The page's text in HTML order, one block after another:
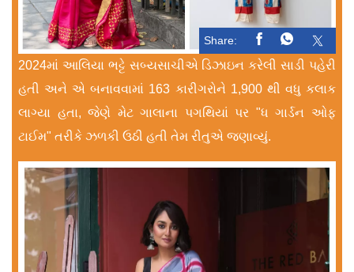
Share:
2024માં આલિયા ભટ્ટે સબ્યસાચીએ ડિઝાઇન કરેલી સાડી પહેરી
હતી અને એ બનાવવામાં 163 કારીગરોને 1,900 થી વધુ કલાક
લાગ્યા હતા, જેણે મેટ ગાલાના પગથિયાં પર "ધ ગાર્ડન ઓફ
ટાઈમ" તરીકે ઝળકી ઉઠી હતી તેમ રીતુએ જણાવ્યું.